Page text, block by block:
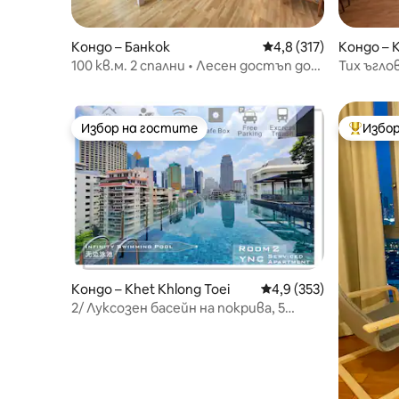
Кондо – Банкок Средна оценка: 4,8
4,8 (317)
100 кв.м. 2 спални • Лесен достъп до
Кондо –
Тих
Избор на гостите
Избор на гостите
Кондо – Khet Khlong Toei Средна оценка: 4,9
4,9 (353)
2/ Луксозен басейн на покрива, 5
Най-